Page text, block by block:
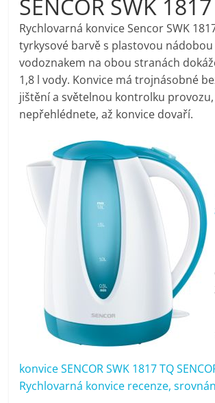
pračky,
televize,
notebooky,
mobilní
telefony,
kávovary,
bazény
porovnání
recenze,
pračky,
SENCOR SWK
Rychlovarná konvice Sencor SWK
tyrkysové barvě s plastovou nádobou
vodoznakem na obou stranách
1,8 l vody. Konvice má trojnásobné
jištění a světelnou kontrolku
nepřehlédnete, až konvice dovaří.
konvice SENCOR SWK 1817 TQ
Rychlovarná konvice recenze,